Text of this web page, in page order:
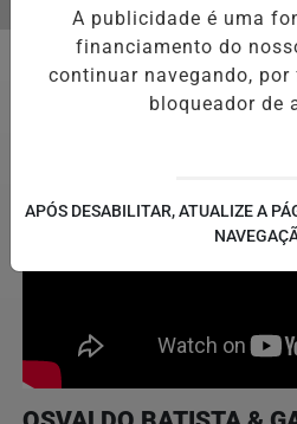
ALINE BARROS É CONFIRMADA NO
EM ALTA
Vídeos
A publicidade é uma
financiamento do
continuar navegando,
bloqueador de
APÓS DESABILITAR, ATUALIZE A